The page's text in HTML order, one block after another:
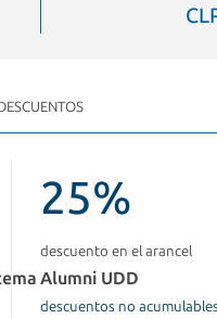
25%
descuento en el arancel
Alumni UDD
descuentos no